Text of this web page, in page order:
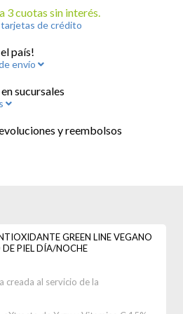
3 cuotas sin interés.
de crédito
país!
envío
sucursales
y reembolsos
GREEN LINE VEGANO
PIEL DÍA/NOCHE
creada al servicio de la